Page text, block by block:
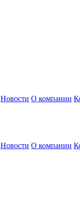
Новости О компании
Новости О компании